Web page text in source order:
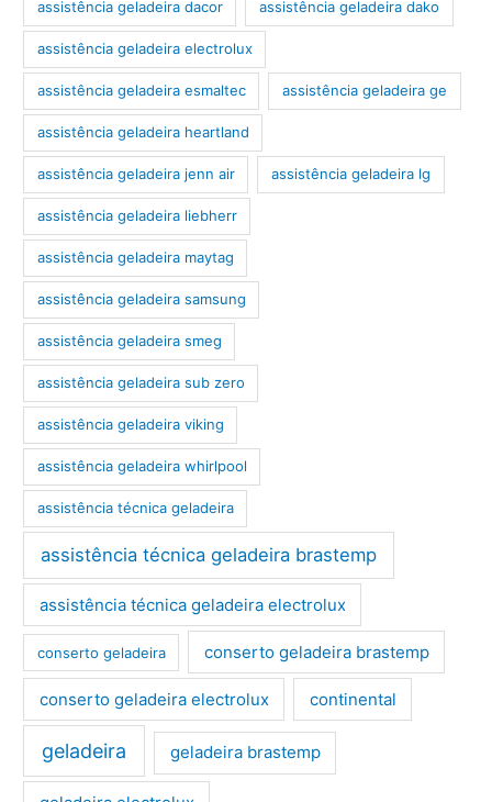
assistência geladeira dacor assistência geladeira dako
assistência geladeira electrolux
assistência geladeira esmaltec assistência geladeira ge
assistência geladeira heartland
assistência geladeira jenn air assistência geladeira lg
assistência geladeira liebherr
assistência geladeira maytag
assistência geladeira samsung
assistência geladeira smeg
assistência geladeira sub zero
assistência geladeira viking
assistência geladeira whirlpool
assistência técnica geladeira
assistência técnica geladeira brastemp
assistência técnica geladeira electrolux
conserto geladeira conserto geladeira brastemp
conserto geladeira electrolux continental
geladeira geladeira brastemp